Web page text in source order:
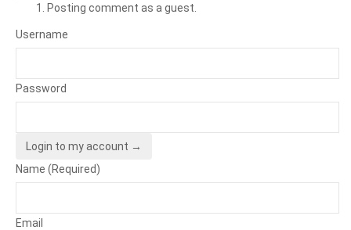
Posting comment as a guest.
Username
Password
Login to my account →
Name (Required)
Email